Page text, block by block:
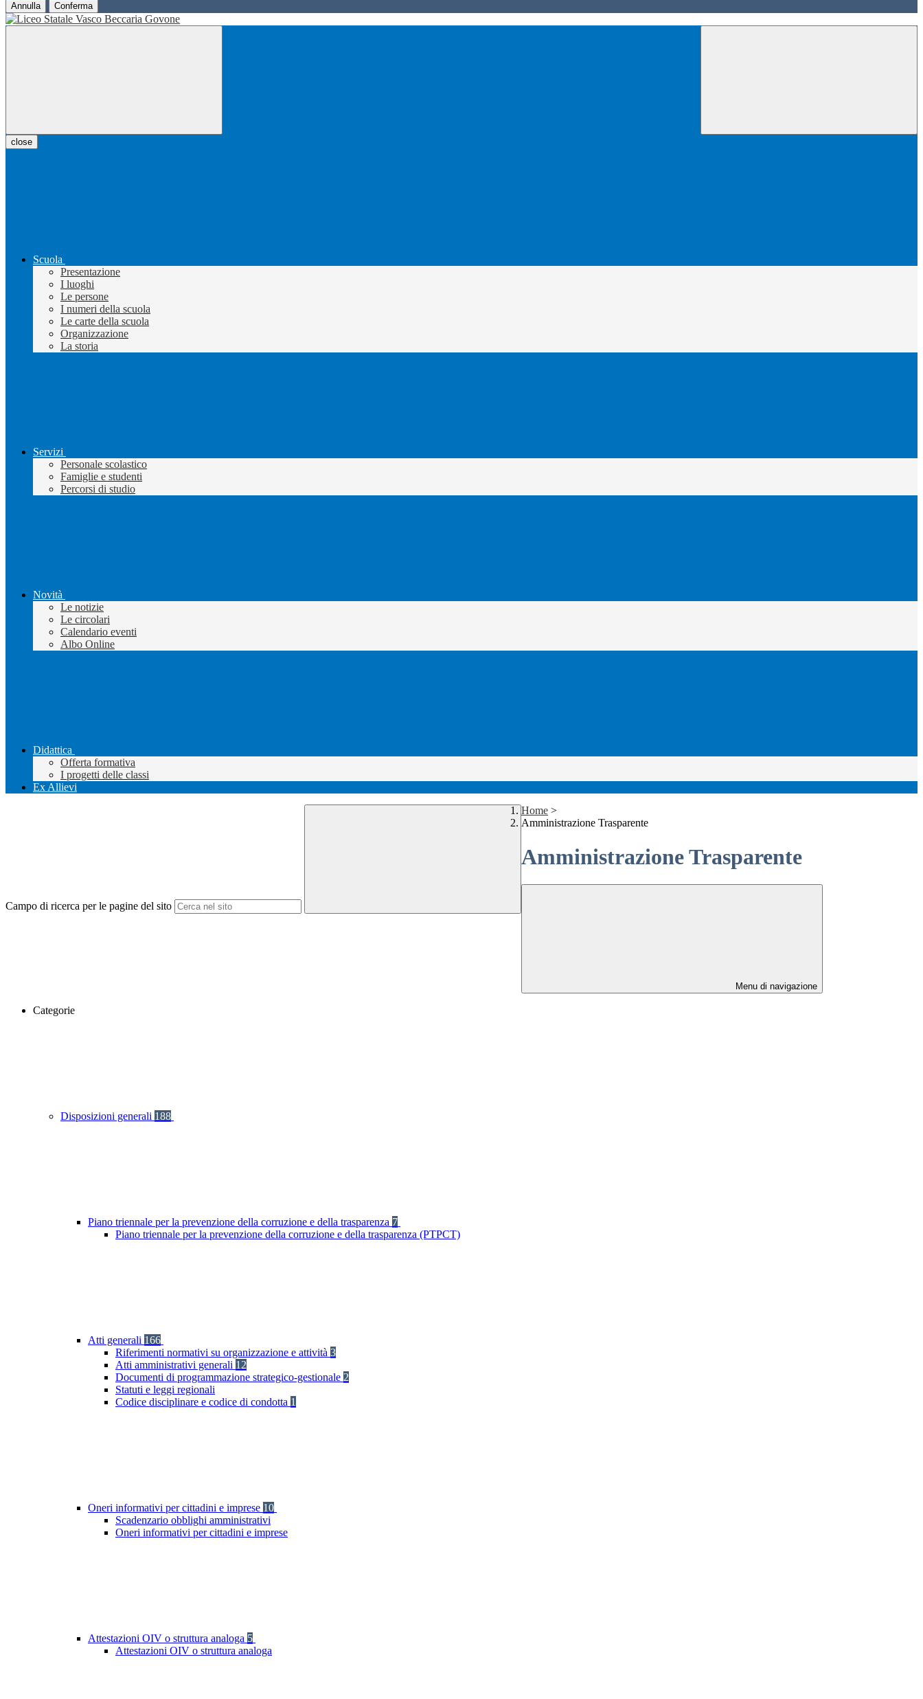
Annulla Conferma
close
Scuola
Presentazione
I luoghi
Le persone
I numeri della scuola
Le carte della scuola
Organizzazione
La storia
Servizi
Personale scolastico
Famiglie e studenti
Percorsi di studio
Novità
Le notizie
Le circolari
Calendario eventi
Albo Online
Didattica
Offerta formativa
I progetti delle classi
Ex Allievi
Campo di ricerca per le pagine del sito
Home >
Amministrazione Trasparente
Amministrazione Trasparente
Menu di navigazione
Categorie
Disposizioni generali 188
Piano triennale per la prevenzione della corruzione e della trasparenza 7
Piano triennale per la prevenzione della corruzione e della trasparenza (PTPCT)
Atti generali 166
Riferimenti normativi su organizzazione e attività 3
Atti amministrativi generali 12
Documenti di programmazione strategico-gestionale 2
Statuti e leggi regionali
Codice disciplinare e codice di condotta 1
Oneri informativi per cittadini e imprese 10
Scadenzario obblighi amministrativi
Oneri informativi per cittadini e imprese
Attestazioni OIV o struttura analoga 5
Attestazioni OIV o struttura analoga